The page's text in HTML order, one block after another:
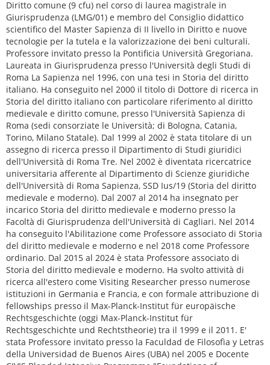
Diritto comune (9 cfu) nel corso di laurea magistrale in
Giurisprudenza (LMG/01) e membro del Consiglio didattico
scientifico del Master Sapienza di II livello in Diritto e nuove
tecnologie per la tutela e la valorizzazione dei beni culturali.
Professore invitato presso la Pontificia Università Gregoriana.
Laureata in Giurisprudenza presso l'Università degli Studi di
Roma La Sapienza nel 1996, con una tesi in Storia del diritto
italiano. Ha conseguito nel 2000 il titolo di Dottore di ricerca in
Storia del diritto italiano con particolare riferimento al diritto
medievale e diritto comune, presso l'Università Sapienza di
Roma (sedi consorziate le Università; di Bologna, Catania,
Torino, Milano Statale). Dal 1999 al 2002 è stata titolare di un
assegno di ricerca presso il Dipartimento di Studi giuridici
dell'Università di Roma Tre. Nel 2002 è diventata ricercatrice
universitaria afferente al Dipartimento di Scienze giuridiche
dell'Università di Roma Sapienza, SSD Ius/19 (Storia del diritto
medievale e moderno). Dal 2007 al 2014 ha insegnato per
incarico Storia del diritto medievale e moderno presso la
Facoltà di Giurisprudenza dell'Università di Cagliari. Nel 2014
ha conseguito l'Abilitazione come Professore associato di Storia
del diritto medievale e moderno e nel 2018 come Professore
ordinario. Dal 2015 al 2024 è stata Professore associato di
Storia del diritto medievale e moderno. Ha svolto attività di
ricerca all'estero come Visiting Researcher presso numerose
istituzioni in Germania e Francia, e con formale attribuzione di
fellowships presso il Max-Planck-Institut für europäische
Rechtsgeschichte (oggi Max-Planck-Institut für
Rechtsgeschichte und Rechtstheorie) tra il 1999 e il 2011. E'
stata Professore invitato presso la Faculdad de Filosofìa y Letras
della Universidad de Buenos Aires (UBA) nel 2005 e Docente